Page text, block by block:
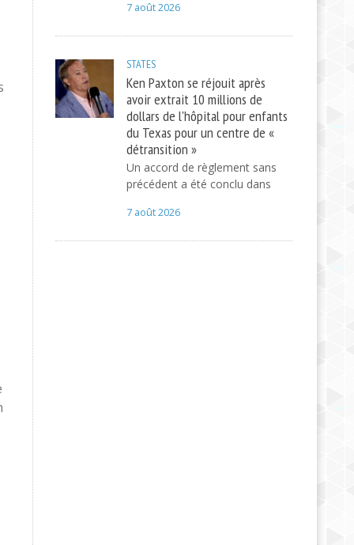
7 août 2026
STATES
Ken Paxton se réjouit après
avoir extrait 10 millions de
dollars de l'hôpital pour enfants
du Texas pour un centre de «
détransition »
Un accord de règlement sans
précédent a été conclu dans
7 août 2026